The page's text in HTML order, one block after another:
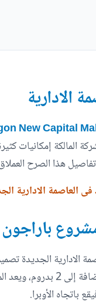
الادارية
هذا الصرح
العاصمة الادارية
باراجون
الادارية الجديدة
باتجاه الأوبرا.